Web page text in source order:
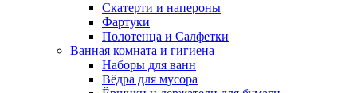
Скатерти и напероны
Фартуки
Полотенца и Салфетки
Ванная комната и гигиена
Наборы для ванн
Вёдра для мусора